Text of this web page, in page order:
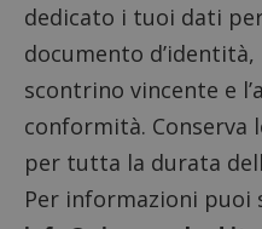
dedicato i tuoi dati
documento
scontrino vincente e
conformità. Conserva
per tutta la durata
Per informazioni puoi